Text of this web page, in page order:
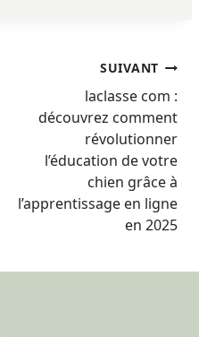
SUIVANT
laclasse com :
découvrez comment
révolutionner
l’éducation de votre
chien grâce à
l’apprentissage en ligne
en 2025